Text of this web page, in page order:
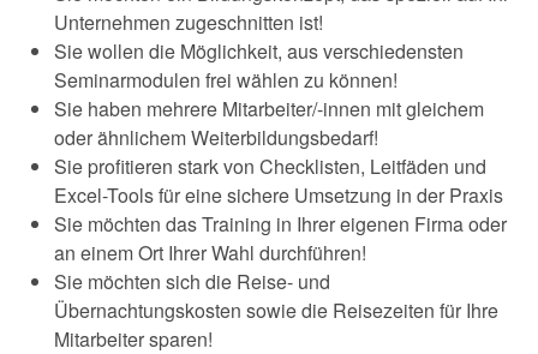
Unternehmen zugeschnitten ist!
Sie wollen die Möglichkeit, aus verschiedensten
Seminarmodulen frei wählen zu können!
Sie haben mehrere Mitarbeiter/-innen mit gleichem
oder ähnlichem Weiterbildungsbedarf!
Sie profitieren stark von Checklisten, Leitfäden und
Excel-Tools für eine sichere Umsetzung in der Praxis
Sie möchten das Training in Ihrer eigenen Firma oder
an einem Ort Ihrer Wahl durchführen!
Sie möchten sich die Reise- und
Übernachtungskosten sowie die Reisezeiten für Ihre
Mitarbeiter sparen!